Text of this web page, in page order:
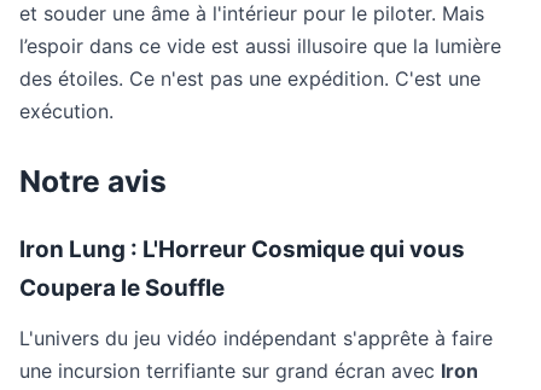
et souder une âme à l'intérieur pour le piloter. Mais
l’espoir dans ce vide est aussi illusoire que la lumière
des étoiles. Ce n'est pas une expédition. C'est une
exécution.
Notre avis
Iron Lung : L'Horreur Cosmique qui vous
Coupera le Souffle
L'univers du jeu vidéo indépendant s'apprête à faire
une incursion terrifiante sur grand écran avec Iron